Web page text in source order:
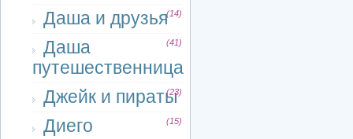
Даша и друзья(14)
Даша
путешественница
(41)
Джейк и пираты
(23)
Диего (15)